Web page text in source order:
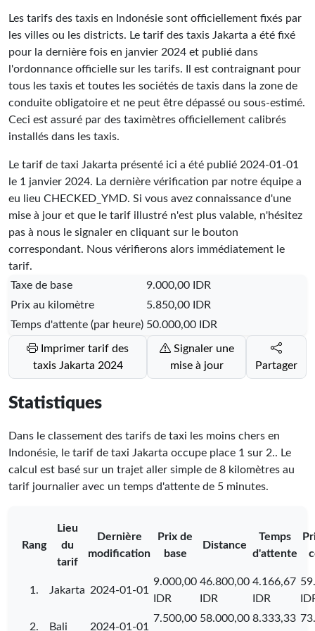
Les tarifs des taxis en Indonésie sont officiellement fixés par
les villes ou les districts. Le tarif des taxis Jakarta a été fixé
pour la dernière fois en janvier 2024 et publié dans
l'ordonnance officielle sur les tarifs. Il est contraignant pour
tous les taxis et toutes les sociétés de taxis dans la zone de
conduite obligatoire et ne peut être dépassé ou sous-estimé.
Ceci est assuré par des taximètres officiellement calibrés
installés dans les taxis.
Le tarif de taxi Jakarta présenté ici a été publié 2024-01-01
le 1 janvier 2024. La dernière vérification par notre équipe a
eu lieu CHECKED_YMD. Si vous avez connaissance d'une
mise à jour et que le tarif illustré n'est plus valable, n'hésitez
pas à nous le signaler en cliquant sur le bouton
correspondant. Nous vérifierons alors immédiatement le
tarif.
Taxe de base
9.000,00 IDR
Prix au kilomètre
5.850,00 IDR
Temps d'attente (par heure) 50.000,00 IDR
taxis Jakarta 2024
Signaler une
mise à jour
Partager
Statistiques
Dans le classement des tarifs de taxi les moins chers en
Indonésie, le tarif de taxi Jakarta occupe place 1 sur 2.. Le
calcul est basé sur un trajet aller simple de 8 kilomètres au
tarif journalier avec un temps d'attente de 5 minutes.
Rang
Lieu
du
tarif
Dernière
modification
Prix de
base
Distance
Temps
d'attente
1. Jakarta 2024-01-01
9.000,00
IDR
46.800,00
IDR
4.166,67
IDR
2. Bali 2024-01-01
7.500,00 58.000,00 8.333,33